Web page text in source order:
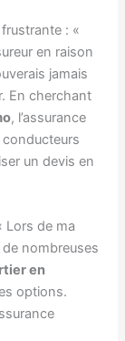
: «
en raison
jamais
En cherchant
, l’assurance
conducteurs
un devis en
Lors de ma
de nombreuses
en
options.